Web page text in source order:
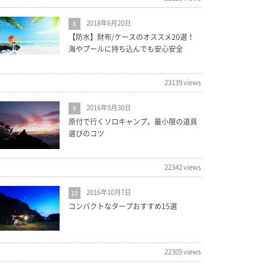
8 2018年6月20日
【防水】財布/ケースのオススメ20選！
海やプールに持ち込んでも安心安全
23139 views
9 2016年9月30日
原付で行くソロキャンプ。最小限の道具
選びのコツ
22342 views
10 2016年10月7日
コンパクトなタープおすすめ15選
22309 views